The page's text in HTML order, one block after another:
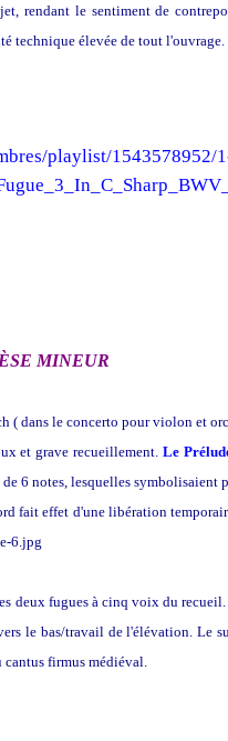
rendant le sentiment de
technique élevée de tout l'ouvrage.
playlist/1543578952/
MINEUR
( dans le concerto pour violon et
et grave recueillement. Le
6 notes, lesquelles symbolisaient
fait effet d'une libération
deux fugues à cinq voix du
le bas/travail de l'élévation. Le
firmus médiéval.